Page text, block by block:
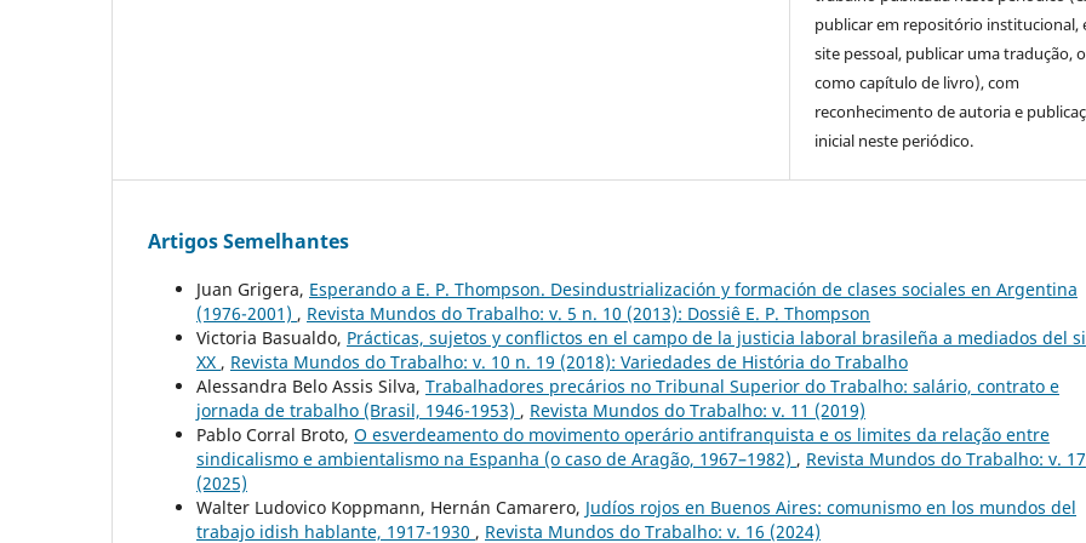
publicar em repositório institucional,
site pessoal, publicar uma tradução,
como capítulo de livro), com
reconhecimento de autoria e
inicial neste periódico.
Artigos Semelhantes
Juan Grigera, Esperando a E. P. Thompson. Desindustrialización y formación de clases sociales en Argentina
(1976-2001) , Revista Mundos do Trabalho: v. 5 n. 10 (2013): Dossiê E. P. Thompson
Victoria Basualdo, Prácticas, sujetos y conflictos en el campo de la justicia laboral brasileña a mediados del
XX , Revista Mundos do Trabalho: v. 10 n. 19 (2018): Variedades de História do Trabalho
Alessandra Belo Assis Silva, Trabalhadores precários no Tribunal Superior do Trabalho: salário, contrato e
jornada de trabalho (Brasil, 1946-1953) , Revista Mundos do Trabalho: v. 11 (2019)
Pablo Corral Broto, O esverdeamento do movimento operário antifranquista e os limites da relação entre
sindicalismo e ambientalismo na Espanha (o caso de Aragão, 1967–1982) , Revista Mundos do Trabalho: v. 17
(2025)
Walter Ludovico Koppmann, Hernán Camarero, Judíos rojos en Buenos Aires: comunismo en los mundos del
trabajo idish hablante, 1917-1930 , Revista Mundos do Trabalho: v. 16 (2024)